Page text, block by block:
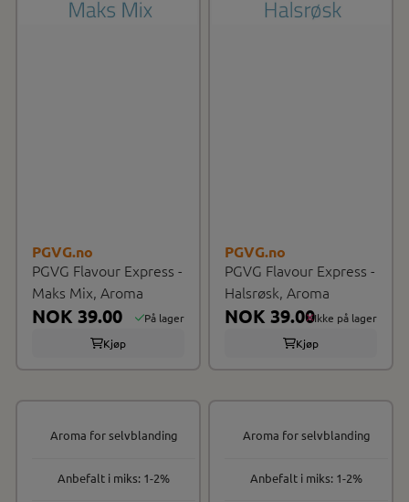
PGVG.no
PGVG Flavour Express -
Maks Mix, Aroma
NOK 39.00
På lager
Kjøp
PGVG.no
PGVG Flavour Express -
Halsrøsk, Aroma
NOK 39.00Ikke på lager
Kjøp
Aroma for selvblanding
Anbefalt i miks: 1-2%
Aroma for selvblanding
Anbefalt i miks: 1-2%